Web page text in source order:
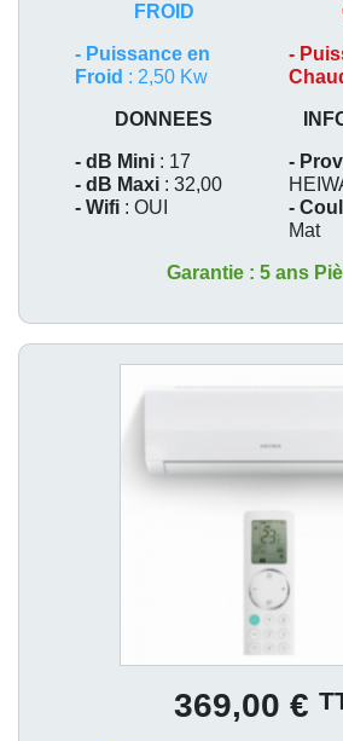
FROID
- Puissance en
Froid : 2,50 Kw
-
DONNEES
- dB Mini : 17
- dB Maxi : 32,00
- Wifi : OUI
-
-
Mat
Garantie : 5 ans
369,00 €